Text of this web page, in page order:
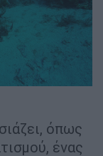
όπως
ένας